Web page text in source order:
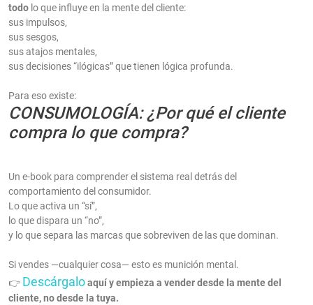
todo lo que influye en la mente del cliente:
sus impulsos,
sus sesgos,
sus atajos mentales,
sus decisiones “ilógicas” que tienen lógica profunda.
Para eso existe:
CONSUMOLOGÍA: ¿Por qué el cliente
compra lo que compra?
Un e-book para comprender el sistema real detrás del
comportamiento del consumidor.
Lo que activa un “sí”,
lo que dispara un “no”,
y lo que separa las marcas que sobreviven de las que dominan.
Si vendes —cualquier cosa— esto es munición mental.
👉 Descárgaloaquí y empieza a vender desde la mente del
cliente, no desde la tuya.